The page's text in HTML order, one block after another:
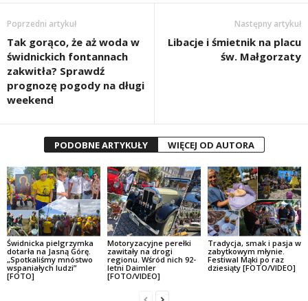
Poprzedni artykuł
Tak gorąco, że aż woda w
świdnickich fontannach
zakwitła? Sprawdź
prognozę pogody na długi
weekend
Następny artykuł
Libacje i śmietnik na placu
św. Małgorzaty
PODOBNE ARTYKUŁY WIĘCEJ OD AUTORA
Świdnicka pielgrzymka
dotarła na Jasną Górę.
„Spotkaliśmy mnóstwo
wspaniałych ludzi”
[FOTO]
Motoryzacyjne perełki
zawitały na drogi
regionu. Wśród nich 92-
letni Daimler
[FOTO/VIDEO]
Tradycja, smak i pasja w
zabytkowym młynie.
Festiwal Mąki po raz
dziesiąty [FOTO/VIDEO]